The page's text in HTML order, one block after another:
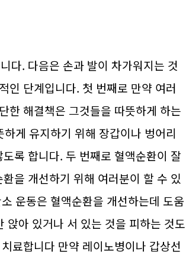
다. 다음은 손과 발이 차가워지는 것
인 단계입니다. 첫 번째로 만약 여러
한 해결책은 그것들을 따뜻하게 하는
게 유지하기 위해 장갑이나 벙어리
록 합니다. 두 번째로 혈액순환이 잘
을 개선하기 위해 여러분이 할 수 있
운동은 혈액순환을 개선하는데 도움
앉아 있거나 서 있는 것을 피하는 것도
료합니다 만약 레이노병이나 갑상선